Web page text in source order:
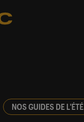
NOS GUIDES DE L'ÉTÉ